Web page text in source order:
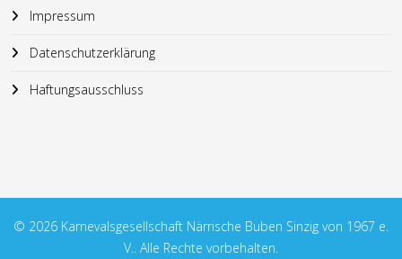
Impressum
Datenschutzerklärung
Haftungsausschluss
© 2026 Karnevalsgesellschaft Närrische Buben Sinzig von 1967 e.
V.. Alle Rechte vorbehalten.